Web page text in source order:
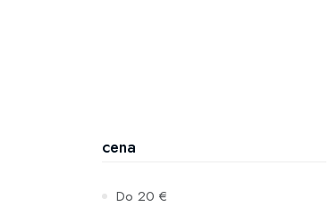
cena
Do 20 €